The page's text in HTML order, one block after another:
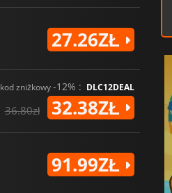
27.26ZŁ
kod zniżkowy-12% : DLC12DEAL
36.80zł 32.38ZŁ
91.99ZŁ